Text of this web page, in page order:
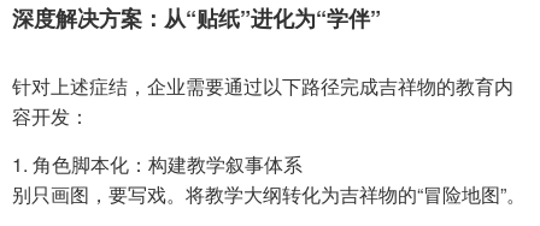
深度解决方案：从“贴纸”进化为“学伴”
针对上述症结，企业需要通过以下路径完成吉祥物的教育内
容开发：
1. 角色脚本化：构建教学叙事体系
别只画图，要写戏。将教学大纲转化为吉祥物的“冒险地图”。